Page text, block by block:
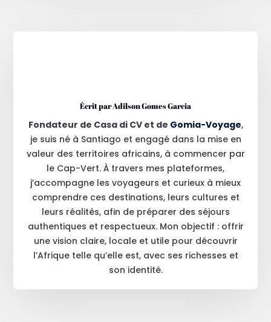
Écrit par Adilson Gomes Garcia
Fondateur de Casa di CV et de Gomia-Voyage,
je suis né à Santiago et engagé dans la mise en
valeur des territoires africains, à commencer par
le Cap-Vert. À travers mes plateformes,
j’accompagne les voyageurs et curieux à mieux
comprendre ces destinations, leurs cultures et
leurs réalités, afin de préparer des séjours
authentiques et respectueux. Mon objectif : offrir
une vision claire, locale et utile pour découvrir
l’Afrique telle qu’elle est, avec ses richesses et
son identité.